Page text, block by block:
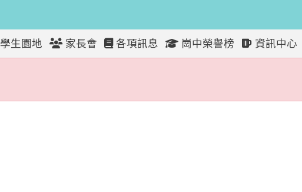
學生園地 家長會 各項訊息 崗中榮譽榜 資訊中心